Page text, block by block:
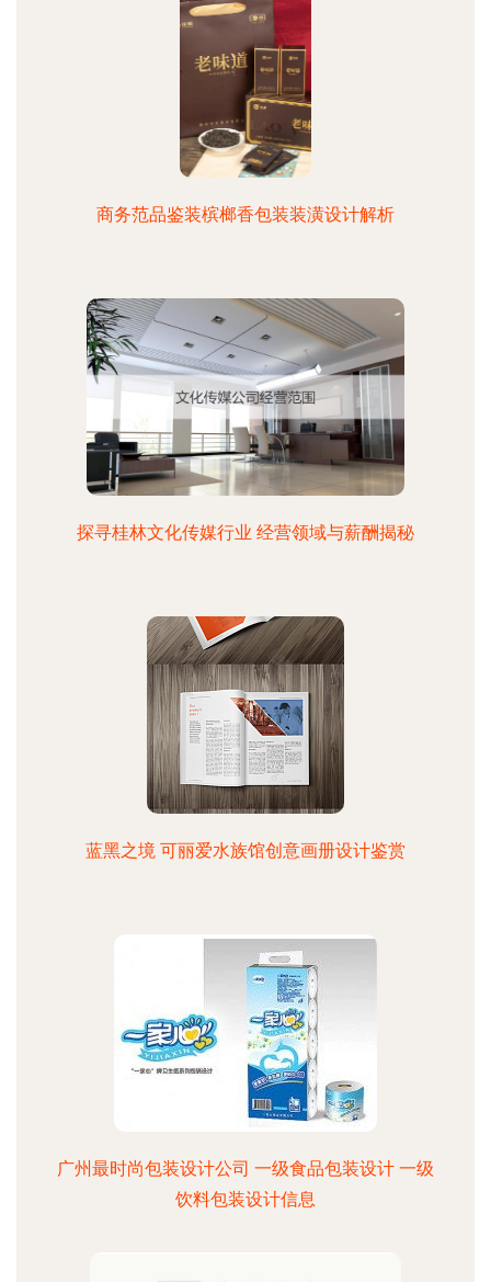
商务范品鉴装槟榔香包装装潢设计解析
探寻桂林文化传媒行业 经营领域与薪酬揭秘
蓝黑之境 可丽爱水族馆创意画册设计鉴赏
广州最时尚包装设计公司 一级食品包装设计 一级
饮料包装设计信息